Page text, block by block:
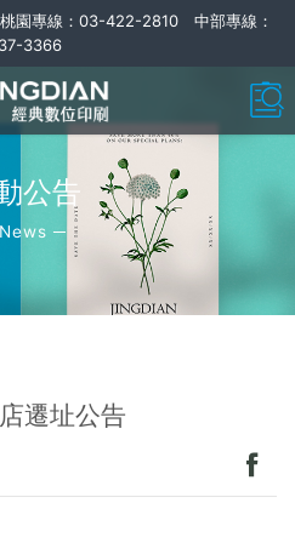
園專線：03-422-2810 中部專線：
3366
公告
─
遷址公告